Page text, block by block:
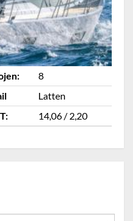
8
Latten
14,06 / 2,20